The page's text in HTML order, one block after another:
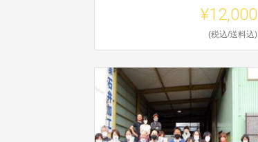
¥12,000
(税込/送料込)